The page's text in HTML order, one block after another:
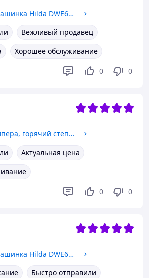
Полировальная машинка Hilda DWE6401
Вежливый продавец
Хорошее обслуживание
0 0
Паяльник для бампера, горячий степлер, ремонт пластика
Актуальная цена
0 0
Полировальная машинка Hilda DWE6401
Быстро отправили